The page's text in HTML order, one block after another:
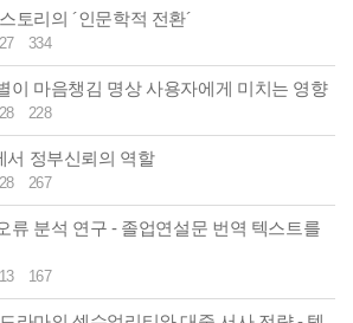
토리의 ´인문학적 전환´
334
이 마음챙김 명상 사용자에게 미치는 영향
228
서 정부신뢰의 역할
267
류 분석 연구 - 졸업연설문 번역 텍스트를
167